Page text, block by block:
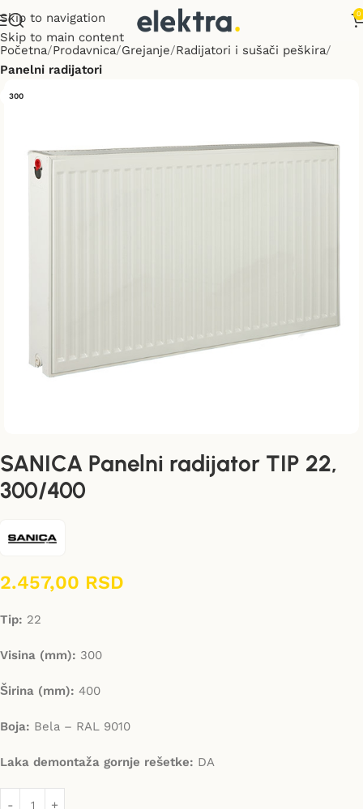
Skip to navigation
Skip to main content
0
Početna Prodavnica Grejanje Radijatori i sušači peškira
Panelni radijatori
300
SANICA Panelni radijator TIP 22,
300/400
2.457,00 RSD
Tip: 22
Visina (mm): 300
Širina (mm): 400
Boja: Bela – RAL 9010
Laka demontaža gornje rešetke: DA